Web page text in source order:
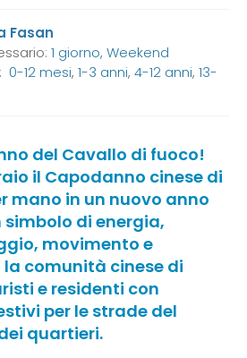
Fasan
1 giorno, Weekend
0-12 mesi,1-3 anni,4-12 anni,13-
del Cavallo di fuoco!
il Capodanno cinese di
mano in un nuovo anno
simbolo dienergia,
movimento e
comunità cinese di
e residenti con
per le strade del
quartieri.